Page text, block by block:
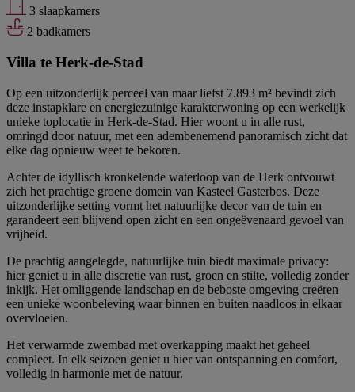
3 slaapkamers
2 badkamers
Villa te Herk-de-Stad
Op een uitzonderlijk perceel van maar liefst 7.893 m² bevindt zich
deze instapklare en energiezuinige karakterwoning op een werkelijk
unieke toplocatie in Herk-de-Stad. Hier woont u in alle rust,
omringd door natuur, met een adembenemend panoramisch zicht dat
elke dag opnieuw weet te bekoren.
Achter de idyllisch kronkelende waterloop van de Herk ontvouwt
zich het prachtige groene domein van Kasteel Gasterbos. Deze
uitzonderlijke setting vormt het natuurlijke decor van de tuin en
garandeert een blijvend open zicht en een ongeëvenaard gevoel van
vrijheid.
De prachtig aangelegde, natuurlijke tuin biedt maximale privacy:
hier geniet u in alle discretie van rust, groen en stilte, volledig zonder
inkijk. Het omliggende landschap en de beboste omgeving creëren
een unieke woonbeleving waar binnen en buiten naadloos in elkaar
overvloeien.
Het verwarmde zwembad met overkapping maakt het geheel
compleet. In elk seizoen geniet u hier van ontspanning en comfort,
volledig in harmonie met de natuur.